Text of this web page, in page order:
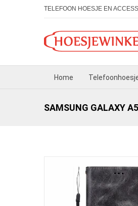
TELEFOON HOESJE EN
Home
SAMSUNG GALAXY